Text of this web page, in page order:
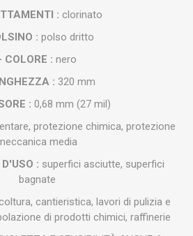
: clorinato
: polso dritto
COLORE : nero
: 320 mm
: 0,68 mm (27 mil)
protezione chimica, protezione
media
: superfici asciutte, superfici
bagnate
cantieristica, lavori di pulizia e
di prodotti chimici, raffinerie